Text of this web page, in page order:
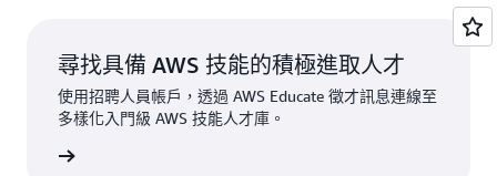
的數位
展示您
的技
尋找具備 AWS 技能的積極進取人才
使用招聘人員帳戶，透過 AWS Educate 徵才訊息連線至
多樣化入門級 AWS 技能人才庫。